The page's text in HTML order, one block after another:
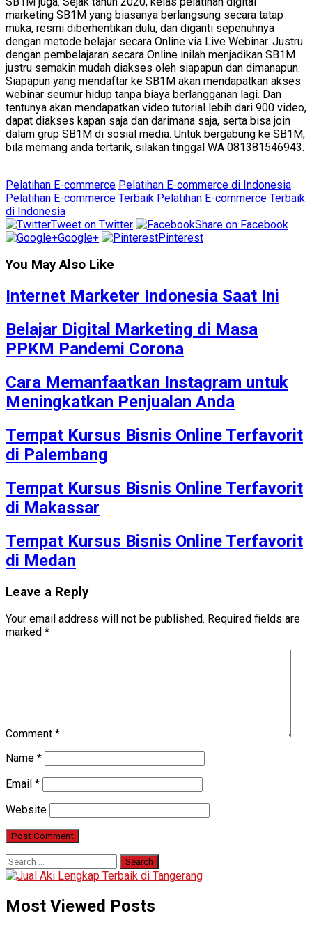
marketing SB1M yang biasanya berlangsung secara tatap
muka, resmi diberhentikan dulu, dan diganti sepenuhnya
dengan metode belajar secara Online via Live Webinar. Justru
dengan pembelajaran secara Online inilah menjadikan SB1M
justru semakin mudah diakses oleh siapapun dan dimanapun.
Siapapun yang mendaftar ke SB1M akan mendapatkan akses
webinar seumur hidup tanpa biaya berlangganan lagi. Dan
tentunya akan mendapatkan video tutorial lebih dari 900 video,
dapat diakses kapan saja dan darimana saja, serta bisa join
dalam grup SB1M di sosial media. Untuk bergabung ke SB1M,
bila memang anda tertarik, silakan tinggal WA 081381546943.
Pelatihan E-commerce Pelatihan E-commerce di Indonesia
Pelatihan E-commerce Terbaik Pelatihan E-commerce Terbaik
di Indonesia
Tweet on Twitter
Share on Facebook
Google+
Pinterest
You May Also Like
Internet Marketer Indonesia Saat Ini
Belajar Digital Marketing di Masa
PPKM Pandemi Corona
Cara Memanfaatkan Instagram untuk
Meningkatkan Penjualan Anda
Tempat Kursus Bisnis Online Terfavorit
di Palembang
Tempat Kursus Bisnis Online Terfavorit
di Makassar
Tempat Kursus Bisnis Online Terfavorit
di Medan
Leave a Reply
Your email address will not be published. Required fields are
marked *
Comment *
Name *
Email *
Website
Search
for:
Most Viewed Posts